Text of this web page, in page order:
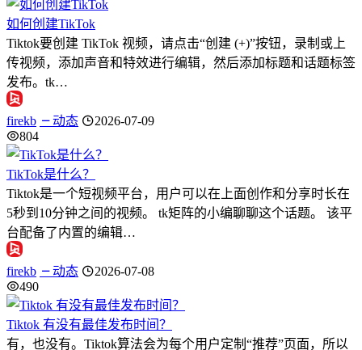
如何创建TikTok
Tiktok要创建 TikTok 视频，请点击“创建 (+)”按钮，录制或上
传视频，添加声音和特效进行编辑，然后添加标题和话题标签
发布。tk…
firekb 动态
2026-07-09
804
TikTok是什么？
Tiktok是一个短视频平台，用户可以在上面创作和分享时长在
5秒到10分钟之间的视频。 tk矩阵的小编聊聊这个话题。 该平
台配备了内置的编辑…
firekb 动态
2026-07-08
490
Tiktok 有没有最佳发布时间？
有，也没有。Tiktok算法会为每个用户定制“推荐”页面，所以